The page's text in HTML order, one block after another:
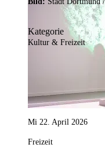
Kategorie
Kultur & Freizeit
Mi 22. April 2026
Freizeit